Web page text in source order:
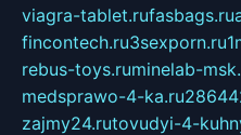
viagra-tablet.rufasbags.ru
fincontech.ru3sexporn.ru
rebus-toys.ruminelab-
medsprawo-4-ka.ru
zajmy24.rutovudyi-4-